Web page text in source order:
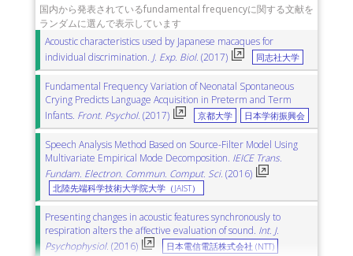
国内から発表されているfundamental frequencyに関する文献を
ランダムに選んで表示しています
Acoustic characteristics used by Japanese macaques for
individual discrimination. J. Exp. Biol. (2017) 同志社大学
Fundamental Frequency Variation of Neonatal Spontaneous
Crying Predicts Language Acquisition in Preterm and Term
Infants. Front. Psychol. (2017) 京都大学 日本学術振興会
Speech Analysis Method Based on Source-Filter Model Using
Multivariate Empirical Mode Decomposition. IEICE Trans.
Fundam. Electron. Commun. Comput. Sci. (2016)
北陸先端科学技術大学院大学（JAIST）
Presenting changes in acoustic features synchronously to
respiration alters the affective evaluation of sound. Int. J.
Psychophysiol. (2016) 日本電信電話株式会社 (NTT)